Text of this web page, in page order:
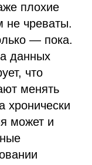
плохие
не чреваты.
— пока.
данных
что
менять
хронически
может и